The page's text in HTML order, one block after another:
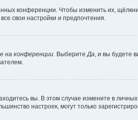
конференции. Чтобы изменить их,
свои настройки и предпочтения.
на конференции . Выберите Да , и вы будете
вы. В этом случае измените в
настроек, могут только